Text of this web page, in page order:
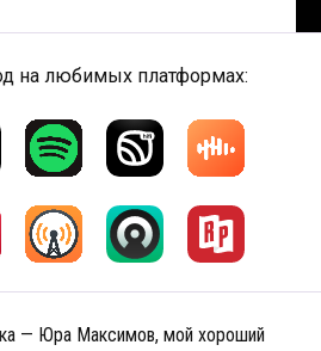
на любимых платформах:
— Юра Максимов, мой хороший